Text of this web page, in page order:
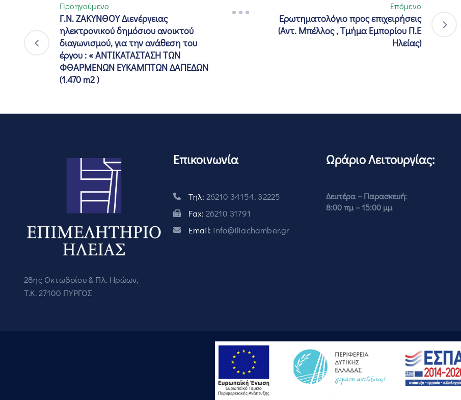
Προηγούμενο
Γ.Ν. ΖΑΚΥΝΘΟΥ Διενέργειας
ηλεκτρονικού δημόσιου ανοικτού
διαγωνισμού, για την ανάθεση του
έργου : « ΑΝΤΙΚΑΤΑΣΤΑΣΗ ΤΩΝ
ΦΘΑΡΜΕΝΩΝ ΕΥΚΑΜΠΤΩΝ ΔΑΠΕΔΩΝ
(1.470 m2 )
Επόμενο
Ερωτηματολόγιο προς επιχειρήσεις
(Αντ. Μπέλλος , Τμήμα Εμπορίου Π.Ε
Ηλείας)
28ης Οκτωβρίου & Πλ. Ηρώων,
Τ.Κ. 27100 ΠΥΡΓΟΣ
Επικοινωνία
Τηλ: 26210 34154, 32225
Fax: 26210 31791
Email: info@iliachamber.gr
Ωράριο Λειτουργίας:
Δευτέρα – Παρασκευή:
8:00 πμ – 15:00 μμ